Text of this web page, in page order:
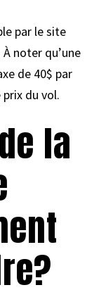
par le site
noter qu’une
de 40$ par
prix du vol.
la